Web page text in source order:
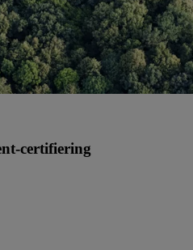
certifiering